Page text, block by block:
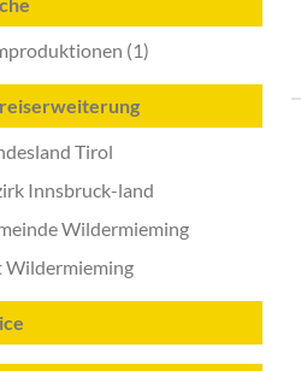
(1)
Tirol
Innsbruck-land
Wildermieming
Wildermieming